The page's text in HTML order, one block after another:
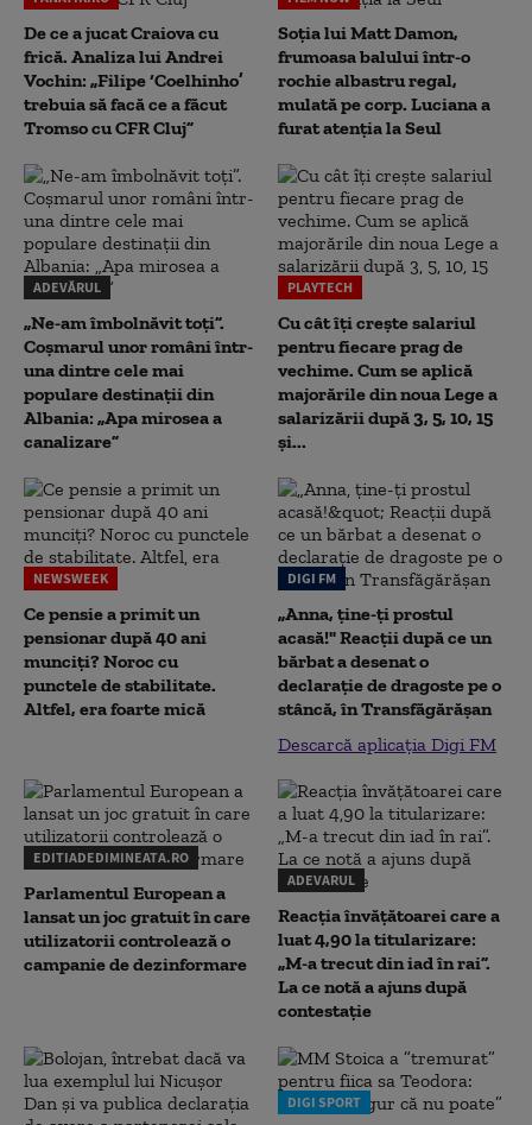
De ce a jucat Craiova cu
frică. Analiza lui Andrei
Vochin: „Filipe ‘Coelhinho’
trebuia să facă ce a făcut
Tromso cu CFR Cluj”
Soția lui Matt Damon,
frumoasa balului într-o
rochie albastru regal,
mulată pe corp. Luciana a
furat atenția la Seul
ADEVĂRUL
„Ne-am îmbolnăvit toți”.
Coșmarul unor români într-
una dintre cele mai
populare destinații din
Albania: „Apa mirosea a
canalizare”
PLAYTECH
Cu cât îți crește salariul
pentru fiecare prag de
vechime. Cum se aplică
majorările din noua Lege a
salarizării după 3, 5, 10, 15
și...
NEWSWEEK
Ce pensie a primit un
pensionar după 40 ani
munciți? Noroc cu
punctele de stabilitate.
Altfel, era foarte mică
DIGI FM
„Anna, ţine-ţi prostul
acasă!" Reacţii după ce un
bărbat a desenat o
declaraţie de dragoste pe o
stâncă, în Transfăgărăşan
Descarcă aplicația Digi FM
EDITIADEDIMINEATA.RO
Parlamentul European a
lansat un joc gratuit în care
utilizatorii controlează o
campanie de dezinformare
ADEVARUL
Reacția învățătoarei care a
luat 4,90 la titularizare:
„M-a trecut din iad în rai”.
La ce notă a ajuns după
contestație
DIGI SPORT